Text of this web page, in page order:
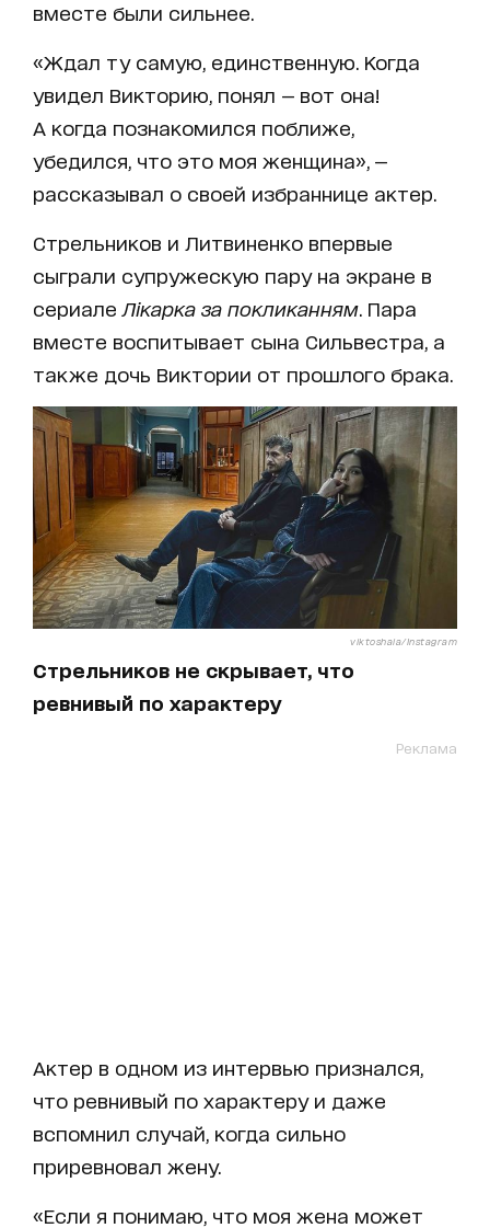
вместе были сильнее.
«Ждал ту самую, единственную. Когда
увидел Викторию, понял — вот она!
А когда познакомился поближе,
убедился, что это моя женщина», —
рассказывал о своей избраннице актер.
Стрельников и Литвиненко впервые
сыграли супружескую пару на экране в
сериале Лікарка за покликанням . Пара
вместе воспитывает сына Сильвестра, а
также дочь Виктории от прошлого брака.
viktoshaia/Instagram
Стрельников не скрывает, что
ревнивый по характеру
Реклама
Актер в одном из интервью признался,
что ревнивый по характеру и даже
вспомнил случай, когда сильно
приревновал жену.
«Если я понимаю, что моя жена может